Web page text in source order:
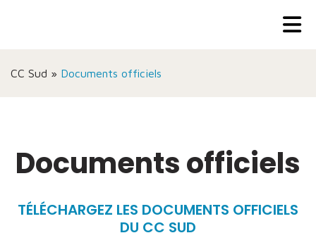
CC Sud » Documents officiels
Documents officiels
TÉLÉCHARGEZ LES DOCUMENTS OFFICIELS
DU CC SUD